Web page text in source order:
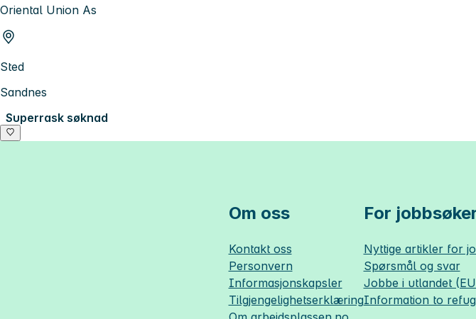
Oriental Union As
Sted
Sandnes
Superrask søknad
Om oss
Kontakt oss
Personvern
Informasjonskapsler
Tilgjengelighetserklæring
For
Nyttige artikler for
Spørsmål og svar
Jobbe i utlandet
Information to